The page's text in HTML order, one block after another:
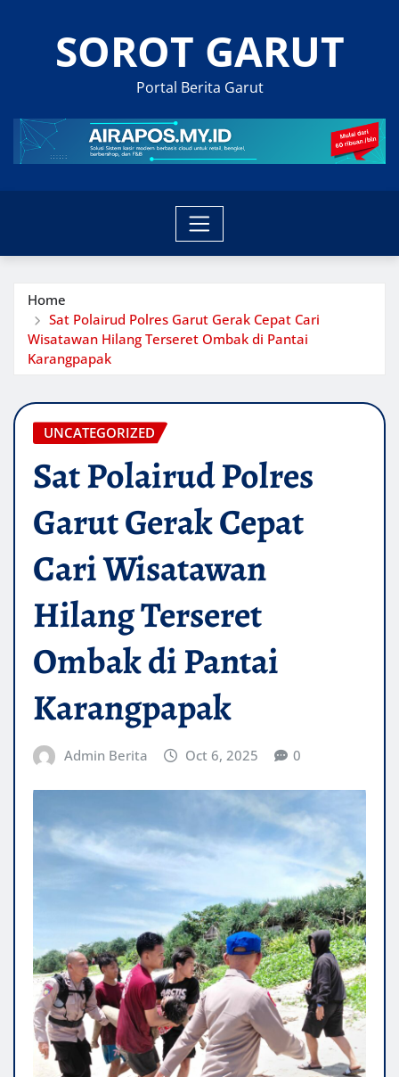
SOROT GARUT
Portal Berita Garut
Home
Sat Polairud Polres Garut Gerak Cepat Cari
Wisatawan Hilang Terseret Ombak di Pantai
Karangpapak
UNCATEGORIZED
Sat Polairud Polres
Garut Gerak Cepat
Cari Wisatawan
Hilang Terseret
Ombak di Pantai
Karangpapak
Admin Berita Oct 6, 2025 0